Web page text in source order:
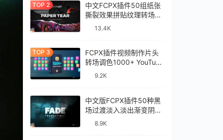
中文FCPX插件50组纸张
撕裂效果拼贴纹理转场过
渡预设Paper Tear
13.4K
FCPX插件视频制作片头
转场调色1000+ YouTube
Library
9.2K
中文版FCPX插件50种黑
场过渡淡入淡出渐变阴影
视频转场Fade
8.9K